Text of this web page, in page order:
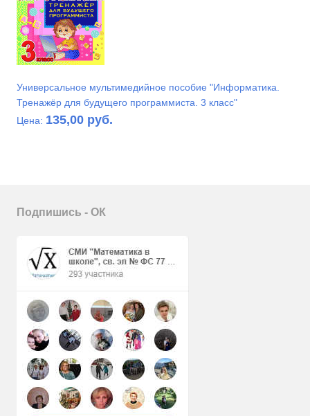
Универсальное мультимедийное пособие "Информатика.
Тренажёр для будущего программиста. 3 класс"
Цена: 135,00 руб.
Подпишись - ОК